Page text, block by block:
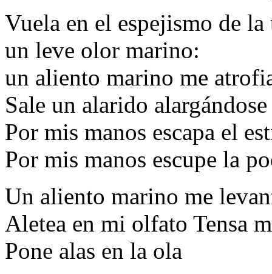
Vuela en el espejismo de
un leve olor marino:
un aliento marino me
Sale un alarido
Por mis manos escapa el
Por mis manos escupe la
Un aliento marino me
Aletea en mi olfato Tensa
Pone alas en la ola